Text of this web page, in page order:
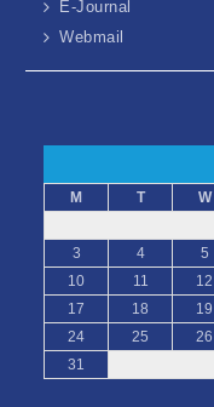
E-Journal
Webmail
M T W
3
4 5
10
11 12
17
18 19
24
25 26
31